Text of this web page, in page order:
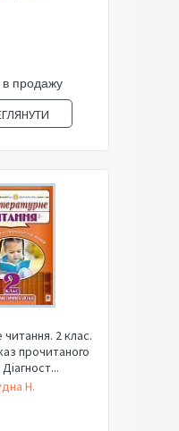
продажу
2 клас.
прочитаного
Н.